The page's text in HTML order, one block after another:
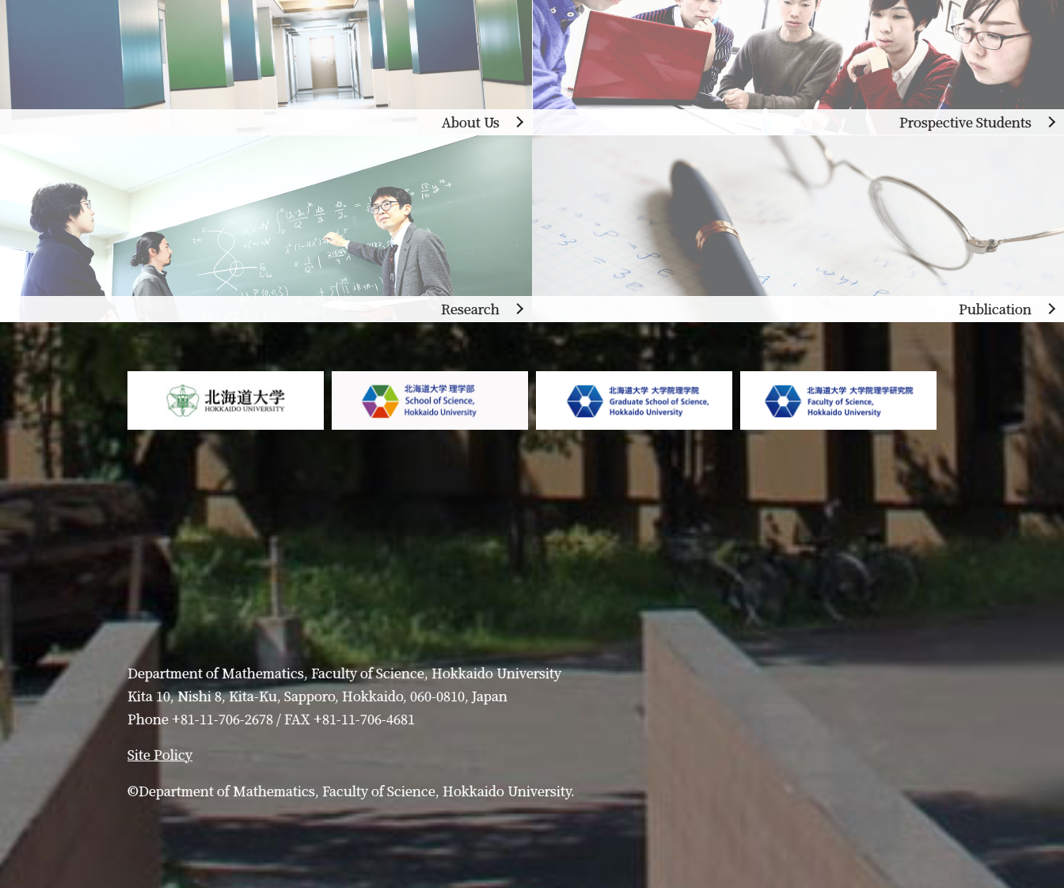
About Us Prospective Students
Research Publication
Department of Mathematics, Faculty of Science, Hokkaido University
Kita 10, Nishi 8, Kita-Ku, Sapporo, Hokkaido, 060-0810, Japan
Phone +81-11-706-2678 / FAX +81-11-706-4681
Site Policy
©Department of Mathematics, Faculty of Science, Hokkaido University.